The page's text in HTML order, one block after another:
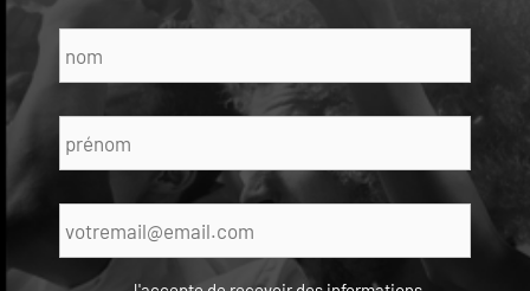
Nom *
Prénom *
E-